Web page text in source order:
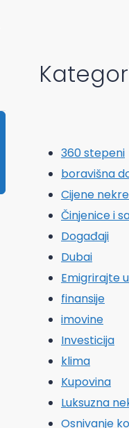
360 stepeni
boravišna
Cijene
Činjenice i
Događaji
Dubai
Emigrirajte
finansije
imovine
Investicija
klima
Kupovina
Luksuzna
Osnivanje